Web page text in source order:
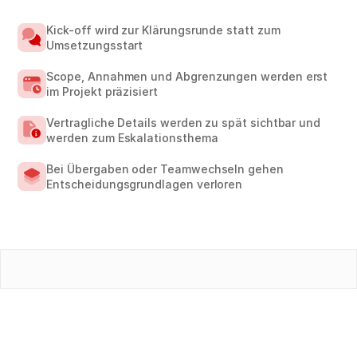
Kick-off wird zur Klärungsrunde statt zum
Umsetzungsstart
Scope, Annahmen und Abgrenzungen werden erst
im Projekt präzisiert
Vertragliche Details werden zu spät sichtbar und
werden zum Eskalationsthema
Bei Übergaben oder Teamwechseln gehen
Entscheidungsgrundlagen verloren